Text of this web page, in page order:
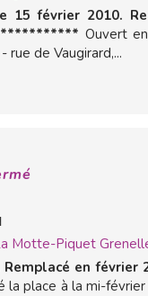
15 février 2010.
Ouvert
rue de Vaugirard,...
Motte-Piquet
Remplacé en
la place à la mi-